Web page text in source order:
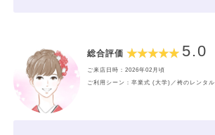
総合評価 5.0
ご来店日時：2026年02月頃
ご利用シーン：卒業式 (大学)／袴のレンタル